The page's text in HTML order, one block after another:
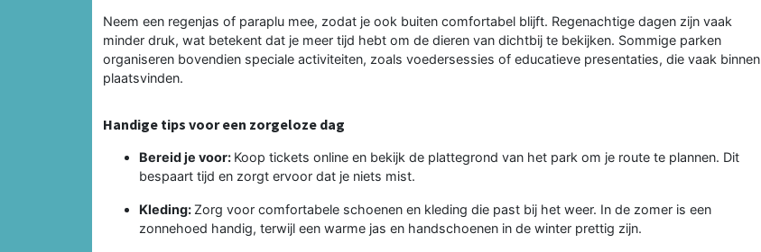
Neem een regenjas of paraplu mee, zodat je ook buiten comfortabel blijft. Regenachtige dagen zijn vaak
minder druk, wat betekent dat je meer tijd hebt om de dieren van dichtbij te bekijken. Sommige parken
organiseren bovendien speciale activiteiten, zoals voedersessies of educatieve presentaties, die vaak binnen
plaatsvinden.
Handige tips voor een zorgeloze dag
Bereid je voor: Koop tickets online en bekijk de plattegrond van het park om je route te plannen. Dit
bespaart tijd en zorgt ervoor dat je niets mist.
Kleding: Zorg voor comfortabele schoenen en kleding die past bij het weer. In de zomer is een
zonnehoed handig, terwijl een warme jas en handschoenen in de winter prettig zijn.